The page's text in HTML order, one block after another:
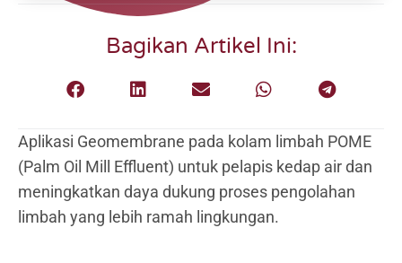
Bagikan Artikel Ini:
Aplikasi Geomembrane pada kolam limbah POME
(Palm Oil Mill Effluent) untuk pelapis kedap air dan
meningkatkan daya dukung proses pengolahan
limbah yang lebih ramah lingkungan.